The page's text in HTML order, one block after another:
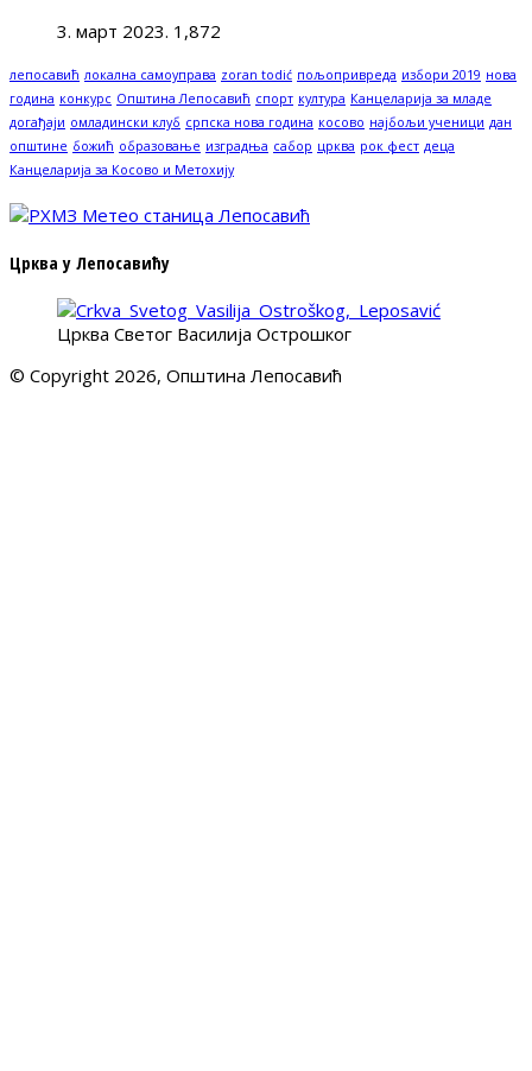
3. март 2023. 1,872
лепосавић локална самоуправа zoran todić пољопривреда избори 2019 нова
година конкурс Општина Лепосавић спорт култура Канцеларија за младе
догађаји омладински клуб српска нова година косово најбољи ученици дан
општине божић образовање изградња сабор црква рок фест деца
Канцеларија за Косово и Метохију
Црква у Лепосавићу
Црква Светог Василија Острошког
© Copyright 2026, Општина Лепосавић